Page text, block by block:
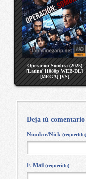
Operacion Sombra (2025)
[Latino] [1080p WEB-DL]
[MEGA] [VS]
Deja tú comentario
Nombre/Nick (requerido)
E-Mail (requerido)